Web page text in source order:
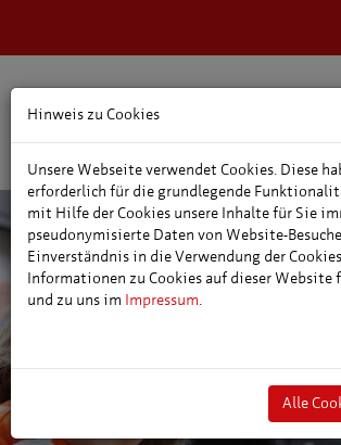
Hinweis zu Cookies
Unsere Webseite verwendet Cookies. Diese
erforderlich für die grundlegende
mit Hilfe der Cookies unsere Inhalte für Sie
pseudonymisierte Daten von Website-
Einverständnis in die Verwendung der
Informationen zu Cookies auf dieser Website
und zu uns im Impressum.
Alle